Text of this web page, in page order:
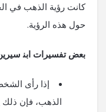
كانت رؤية الذهب في
حول ‌هذه الرؤية.
بعض ​تفسيرات ابن‍
إذا رأى
الذهب، فإن ذلك